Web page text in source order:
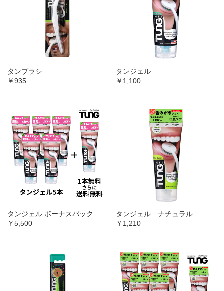
タンブラシ
￥935
タンジェル
￥1,100
タンジェル ボーナスパック
￥5,500
タンジェル ナチュラル
￥1,210